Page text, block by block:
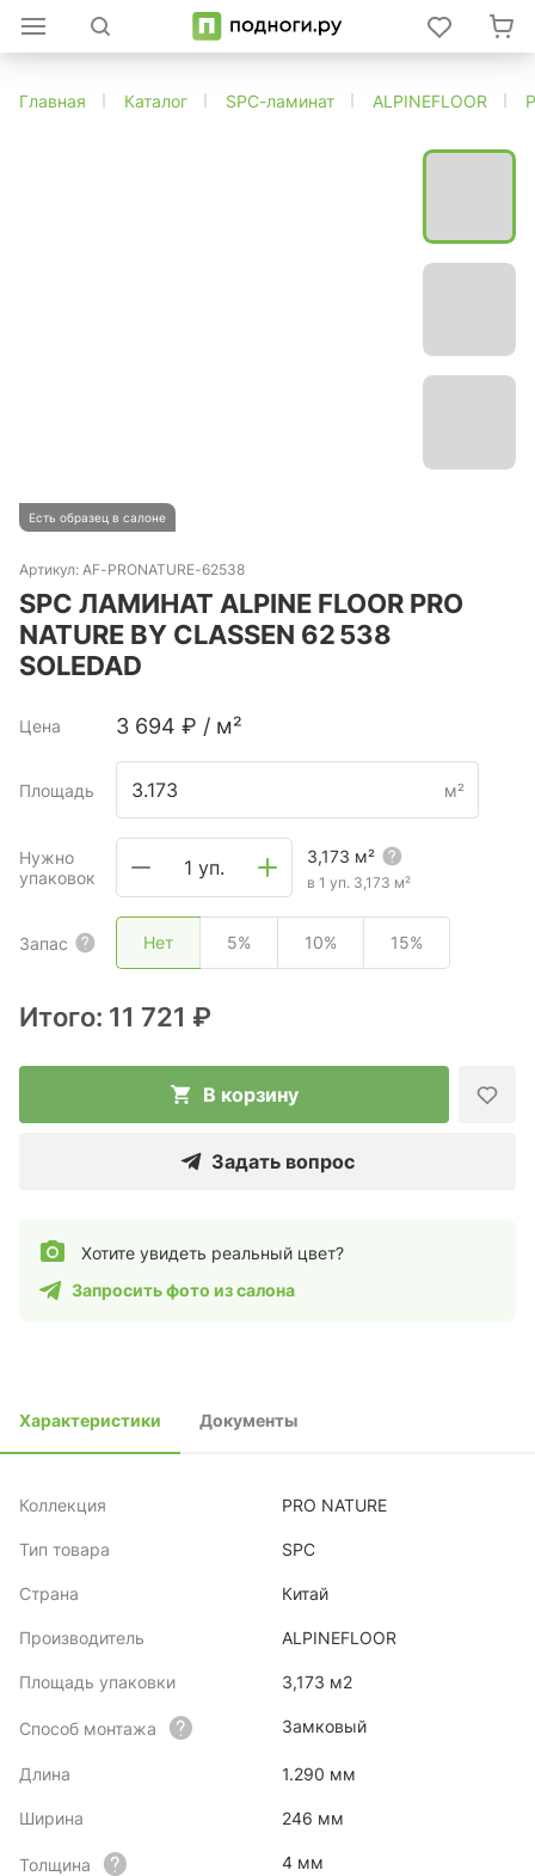
Главная Каталог SPC-ламинат ALPINEFLOOR
Есть образец в салоне
Артикул: AF-PRONATURE-62538
SPC ЛАМИНАТ ALPINE FLOOR PRO
NATURE BY CLASSEN 62 538
SOLEDAD
Цена 3 694 ₽ / м²
Площадь м²
Нужно
упаковок
1 уп. 3,173 м²
в 1 уп. 3,173 м²
Запас Нет 5% 10% 15%
Итого: 11 721 ₽
В корзину
Задать вопрос
Хотите увидеть реальный цвет?
Запросить фото из салона
Характеристики Документы
Коллекция PRO NATURE
Тип товара SPC
Страна Китай
Производитель ALPINEFLOOR
Площадь упаковки 3,173 м2
Способ монтажа Замковый
Длина 1.290 мм
Ширина 246 мм
Толщина 4 мм